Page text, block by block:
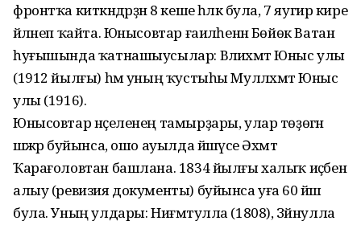
фронтҡа киткәндәрҙән 8 кеше һәләк була, 7 яугир кире
әйләнеп ҡайта. Юнысовтар ғаиләһенән Бөйөк Ватан
һуғышында ҡатнашыусылар: Вәлиәхмәт Юныс улы
(1912 йылғы) һәм уның ҡустыһы Мулләхмәт Юныс
улы (1916).
Юнысовтар нәҫеленең тамырҙары, улар төҙөгән
шәжәрә буйынса, ошо ауылда йәшәүсе Әхмәт
Ҡарағоловтан башлана. 1834 йылғы халыҡ иҫәбен
алыу (ревизия документы) буйынса уға 60 йәш
була. Уның улдары: Ниғмәтулла (1808), Зәйнулла